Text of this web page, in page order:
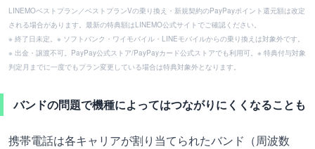
LINEMOベストプラン／ベストプランVの乗り換え・新規契約のPayPayポイント還元額は改定
される場合があります。最新の特典額はLINEMO公式サイトでご確認ください。
※ 終了日未定。※ ソフトバンク・ワイモバイル・LINEモバイルからの乗り換えは対象外です。
※ 出金・譲渡不可。PayPay公式ストア/PayPayカード公式ストアでも利用可。※ 特典付与対象
判定月までに一度でもプラン変更している場合は特典対象外となります。
バンドの問題で機種によってはつながりにくくなることも
携帯電話は各キャリアが割り当てられたバンド（周波数